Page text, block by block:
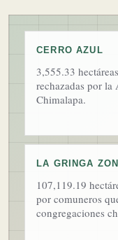
CERRO AZUL
3,555.33
rechazadas por la
Chimalapa.
LA GRINGA
107,119.19
por comuneros
congregaciones